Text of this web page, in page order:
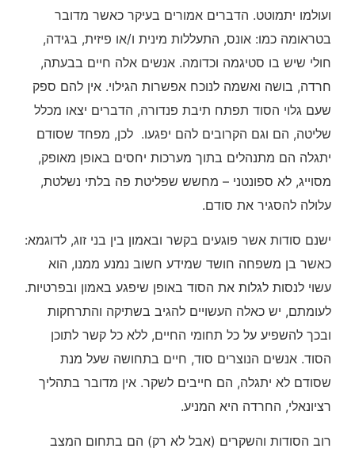
ועולמו יתמוטט. הדברים אמורים בעיקר כאשר מדובר
בטראומה כמו: אונס, התעללות מינית ו/או פיזית, בגידה,
חולי שיש בו סטיגמה וכדומה. אנשים אלה חיים בבעתה,
חרדה, בושה ואשמה לנוכח אפשרות הגילוי. אין להם ספק
שעם גלוי הסוד תפתח תיבת פנדורה, הדברים יצאו מכלל
שליטה, הם וגם הקרובים להם יפגעו. לכן, מפחד שסודם
יתגלה הם מתנהלים בתוך מערכות יחסים באופן מאופק,
מסוייג, לא ספונטני – מחשש שפליטת פה בלתי נשלטת,
עלולה להסגיר את סודם.
ישנם סודות אשר פוגעים בקשר ובאמון בין בני זוג, לדוגמא:
כאשר בן משפחה חושד שמידע חשוב נמנע ממנו, הוא
עשוי לנסות לגלות את הסוד באופן שיפגע באמון ובפרטיות.
לעומתם, יש כאלה העשויים להגיב בשתיקה והתרחקות
ובכך להשפיע על כל תחומי החיים, ללא כל קשר לתוכן
הסוד. אנשים הנוצרים סוד, חיים בתחושה שעל מנת
שסודם לא יתגלה, הם חייבים לשקר. אין מדובר בתהליך
רציונאלי, החרדה היא המניע.
רוב הסודות והשקרים (אבל לא רק) הם בתחום המצב